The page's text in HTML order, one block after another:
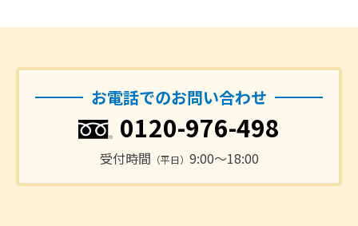
お電話でのお問い合わせ
0120-976-498
受付時間 （平日） 9:00〜18:00